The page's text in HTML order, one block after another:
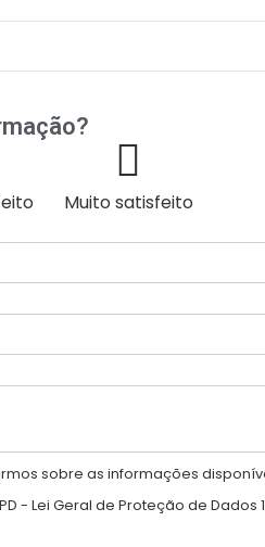
Muito satisfeito
sobre as informações
Lei Geral de Proteção de Dados